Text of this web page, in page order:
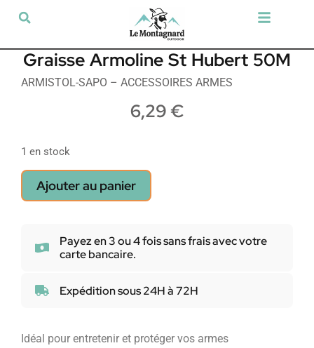
Graisse Armoline St Hubert 50M
ARMISTOL-SAPO – ACCESSOIRES ARMES
6,29 €
1 en stock
Ajouter au panier
Payez en 3 ou 4 fois sans frais avec votre
carte bancaire.
Expédition sous 24H à 72H
Idéal pour entretenir et protéger vos armes